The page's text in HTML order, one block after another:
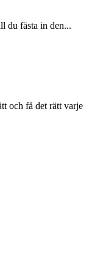
du fästa in den...
och få det rätt varje